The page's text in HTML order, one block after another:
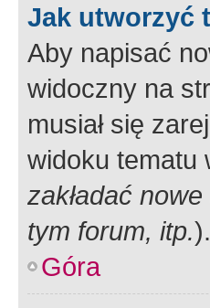
Jak utworzyć
Aby napisać
widoczny na
musiał się
widoku tematu
zakładać
tym forum, itp.).
Góra